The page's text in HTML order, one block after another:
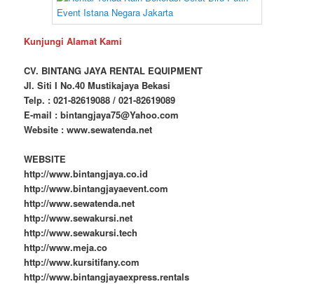
Kunjungi Alamat Kami
CV. BINTANG JAYA RENTAL EQUIPMENT
Jl. Siti I No.40 Mustikajaya Bekasi
Telp. : 021-82619088 / 021-82619089
E-mail : bintangjaya75@Yahoo.com
Website : www.sewatenda.net
WEBSITE
http://www.bintangjaya.co.id
http://www.bintangjayaevent.com
http://www.sewatenda.net
http://www.sewakursi.net
http://www.sewakursi.tech
http://www.meja.co
http://www.kursitifany.com
http://www.bintangjayaexpress.rentals